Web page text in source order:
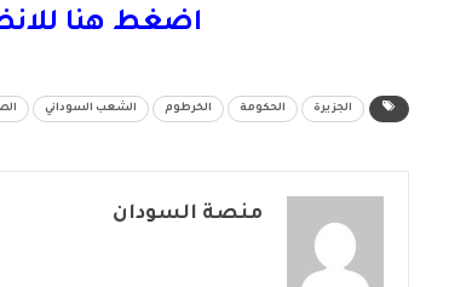
اضغط هنا
الجزيرة الحكومة الخرطوم الشعب السوداني
منصة السودان